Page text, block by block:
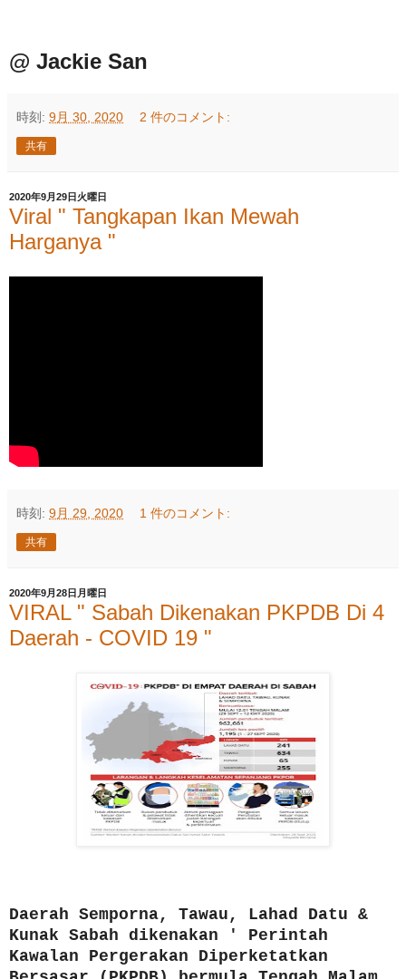
@ Jackie San
時刻: 9月 30, 2020 2 件のコメント:
共有
2020年9月29日火曜日
Viral " Tangkapan Ikan Mewah
Harganya "
時刻: 9月 29, 2020 1 件のコメント:
共有
2020年9月28日月曜日
VIRAL " Sabah Dikenakan PKPDB Di 4
Daerah - COVID 19 "
Daerah Semporna, Tawau, Lahad Datu &
Kunak Sabah dikenakan ' Perintah
Kawalan Pergerakan Diperketatkan